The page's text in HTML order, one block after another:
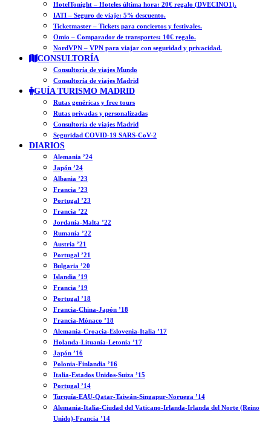
HotelTonight – Hoteles última hora: 20€ regalo (DVECINO1).
IATI – Seguro de viaje: 5% descuento.
Ticketmaster – Tickets para conciertos y festivales.
Omio – Comparador de transportes: 10€ regalo.
NordVPN – VPN para viajar con seguridad y privacidad.
CONSULTORÍA
Consultoría de viajes Mundo
Consultoría de viajes Madrid
GUÍA TURISMO MADRID
Rutas genéricas y free tours
Rutas privadas y personalizadas
Consultoría de viajes Madrid
Seguridad COVID-19 SARS-CoV-2
DIARIOS
Alemania ’24
Japón ’24
Albania ’23
Francia ’23
Portugal ’23
Francia ’22
Jordania-Malta ’22
Rumanía ’22
Austria ’21
Portugal ’21
Bulgaria ’20
Islandia ’19
Francia ’19
Portugal ’18
Francia-China-Japón ’18
Francia-Mónaco ’18
Alemania-Croacia-Eslovenia-Italia ’17
Holanda-Lituania-Letonia ’17
Japón ’16
Polonia-Finlandia ’16
Italia-Estados Unidos-Suiza ’15
Portugal ’14
Turquía-EAU-Qatar-Taiwán-Singapur-Noruega ’14
Alemania-Italia-Ciudad del Vaticano-Irlanda-Irlanda del Norte (Reino
Unido)-Francia ’14